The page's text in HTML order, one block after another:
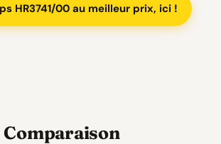
HR3741/00 au meilleur prix, ici !
Comparaison